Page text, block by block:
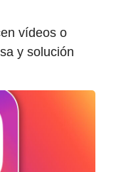
vídeos o
y solución